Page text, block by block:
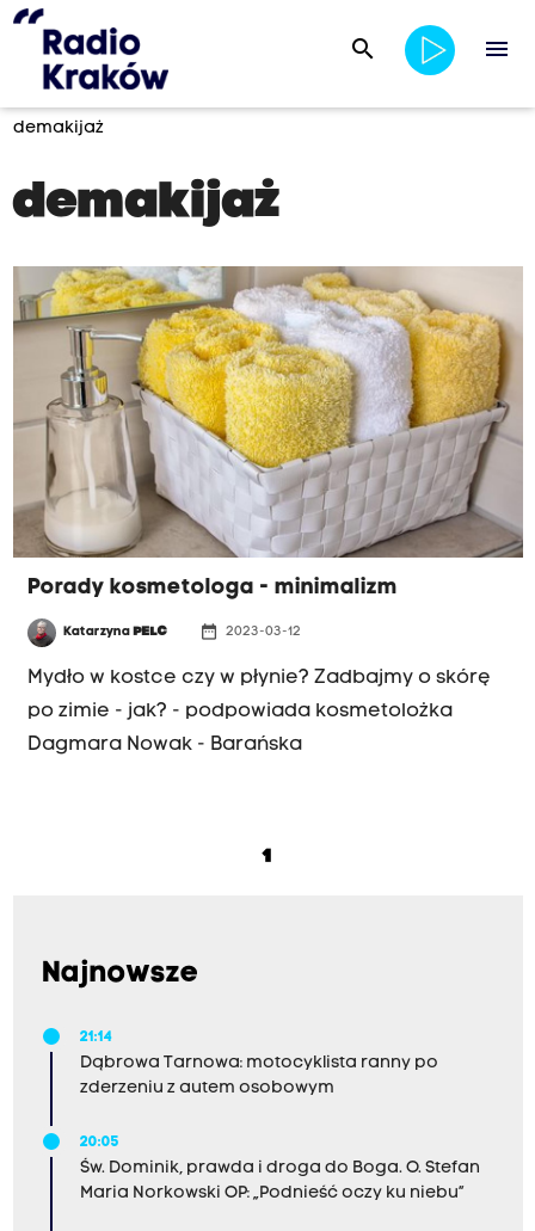
search menu
demakijaż
demakijaż
Porady kosmetologa - minimalizm
Katarzyna PELC date_range 2023-03-12
Mydło w kostce czy w płynie? Zadbajmy o skórę
po zimie - jak? - podpowiada kosmetolożka
Dagmara Nowak - Barańska
1
Najnowsze
21:14
Dąbrowa Tarnowa: motocyklista ranny po
zderzeniu z autem osobowym
20:05
Św. Dominik, prawda i droga do Boga. O. Stefan
Maria Norkowski OP: „Podnieść oczy ku niebu”